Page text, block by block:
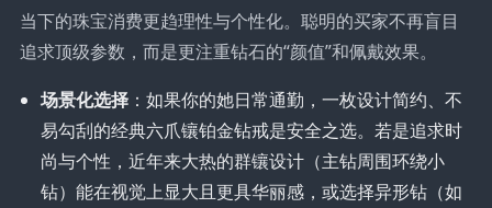
当下的珠宝消费更趋理性与个性化。聪明的买家不再盲目
追求顶级参数，而是更注重钻石的“颜值”和佩戴效果。
场景化选择 ：如果你的她日常通勤，一枚设计简约、不
易勾刮的经典六爪镶铂金钻戒是安全之选。若是追求时
尚与个性，近年来大热的群镶设计（主钻周围环绕小
钻）能在视觉上显大且更具华丽感，或选择异形钻（如